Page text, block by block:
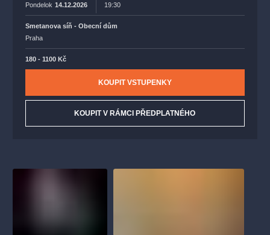
Pondelok 14.12.2026 19:30
Smetanova síň - Obecní dům
Praha
180 - 1100 Kč
KOUPIT VSTUPENKY
KOUPIT V RÁMCI PŘEDPLATNÉHO